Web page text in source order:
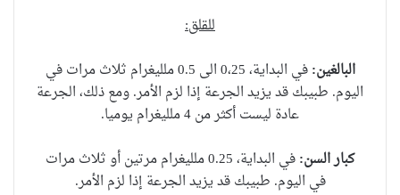
للقلق:
البالغين:
في البداية، 0،25 الى 0.5 ملليغرام ثلاث مرات في
اليوم. طبيبك قد يزيد الجرعة إذا لزم الأمر.ومع ذلك، الجرعة
عادة ليست أكثر من 4 ملليغرام يوميا.
كبار السن:
في البداية، 0.25 ملليغرام مرتين أو ثلاث مرات
في اليوم. طبيبك قد يزيد الجرعة إذا لزم الأمر.